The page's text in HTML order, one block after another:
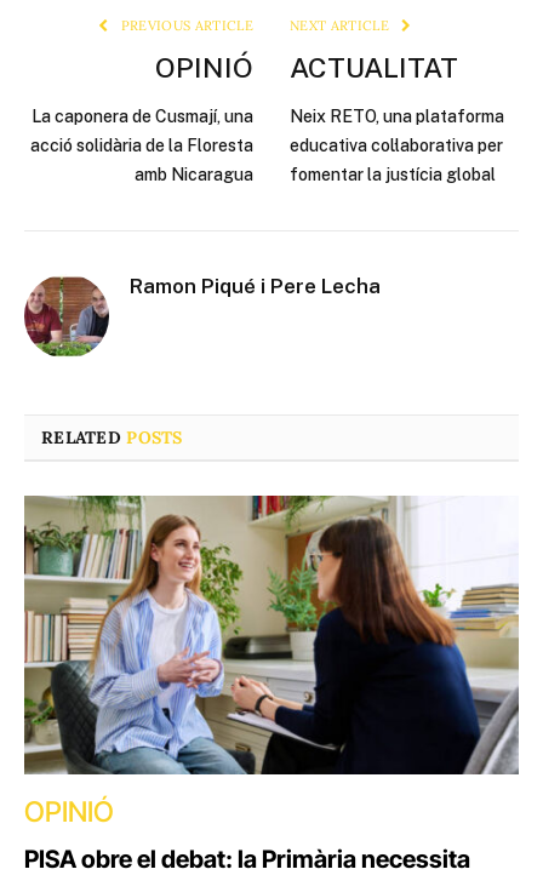
PREVIOUS ARTICLE
OPINIÓ
La caponera de Cusmají, una
acció solidària de la Floresta
amb Nicaragua
NEXT ARTICLE
ACTUALITAT
Neix RETO, una plataforma
educativa col·laborativa per
fomentar la justícia global
Ramon Piqué i Pere Lecha
RELATEDPOSTS
OPINIÓ
PISA obre el debat: la Primària necessita